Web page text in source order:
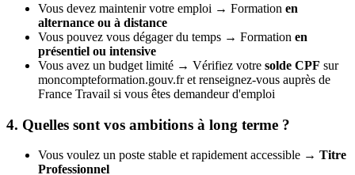
Vous devez maintenir votre emploi → Formation en
alternance ou à distance
Vous pouvez vous dégager du temps → Formation en
présentiel ou intensive
Vous avez un budget limité → Vérifiez votre solde CPF sur
moncompteformation.gouv.fr et renseignez-vous auprès de
France Travail si vous êtes demandeur d'emploi
4. Quelles sont vos ambitions à long terme ?
Vous voulez un poste stable et rapidement accessible → Titre
Professionnel